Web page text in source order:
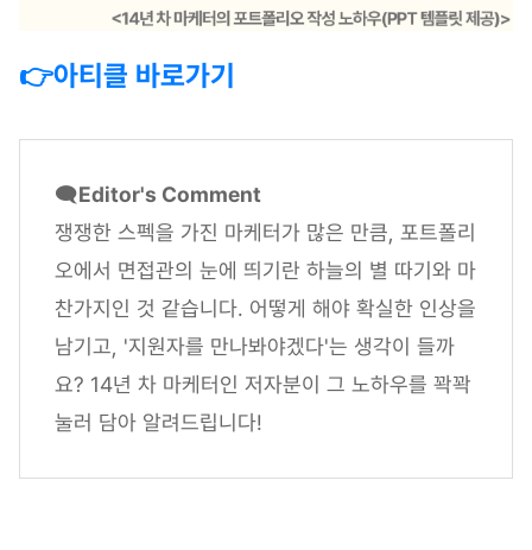
👉아티클 바로가기
🗨️Editor's Comment
쟁쟁한 스펙을 가진 마케터가 많은 만큼, 포트폴리
오에서 면접관의 눈에 띄기란 하늘의 별 따기와 마
찬가지인 것 같습니다. 어떻게 해야 확실한 인상을
남기고, '지원자를 만나봐야겠다'는 생각이 들까
요? 14년 차 마케터인 저자분이 그 노하우를 꽉꽉
눌러 담아 알려드립니다!